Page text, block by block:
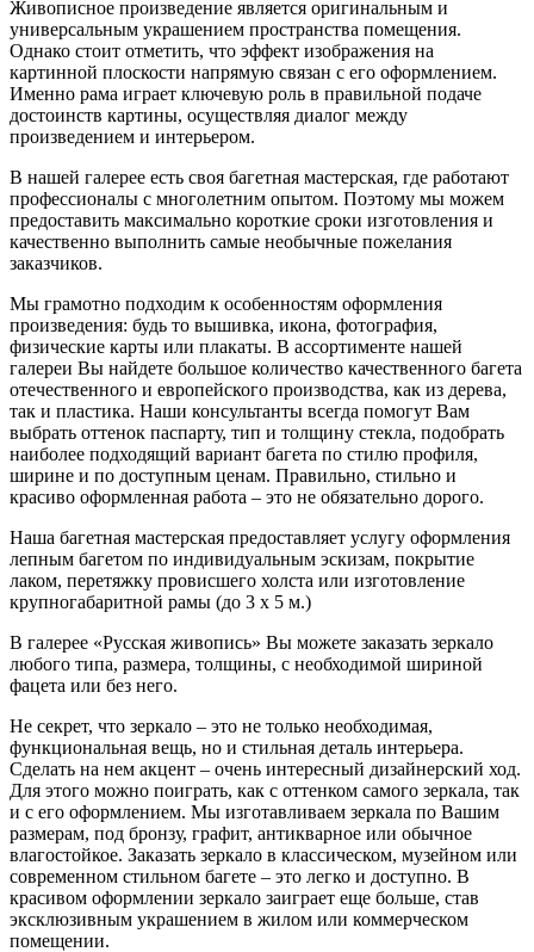
Живописное произведение является оригинальным и
универсальным украшением пространства помещения.
Однако стоит отметить, что эффект изображения на
картинной плоскости напрямую связан с его оформлением.
Именно рама играет ключевую роль в правильной подаче
достоинств картины, осуществляя диалог между
произведением и интерьером.
В нашей галерее есть своя багетная мастерская, где работают
профессионалы с многолетним опытом. Поэтому мы можем
предоставить максимально короткие сроки изготовления и
качественно выполнить самые необычные пожелания
заказчиков.
Мы грамотно подходим к особенностям оформления
произведения: будь то вышивка, икона, фотография,
физические карты или плакаты. В ассортименте нашей
галереи Вы найдете большое количество качественного багета
отечественного и европейского производства, как из дерева,
так и пластика. Наши консультанты всегда помогут Вам
выбрать оттенок паспарту, тип и толщину стекла, подобрать
наиболее подходящий вариант багета по стилю профиля,
ширине и по доступным ценам. Правильно, стильно и
красиво оформленная работа – это не обязательно дорого.
Наша багетная мастерская предоставляет услугу оформления
лепным багетом по индивидуальным эскизам, покрытие
лаком, перетяжку провисшего холста или изготовление
крупногабаритной рамы (до 3 х 5 м.)
В галерее «Русская живопись» Вы можете заказать зеркало
любого типа, размера, толщины, с необходимой шириной
фацета или без него.
Не секрет, что зеркало – это не только необходимая,
функциональная вещь, но и стильная деталь интерьера.
Сделать на нем акцент – очень интересный дизайнерский ход.
Для этого можно поиграть, как с оттенком самого зеркала, так
и с его оформлением. Мы изготавливаем зеркала по Вашим
размерам, под бронзу, графит, антикварное или обычное
влагостойкое. Заказать зеркало в классическом, музейном или
современном стильном багете – это легко и доступно. В
красивом оформлении зеркало заиграет еще больше, став
эксклюзивным украшением в жилом или коммерческом
помещении.